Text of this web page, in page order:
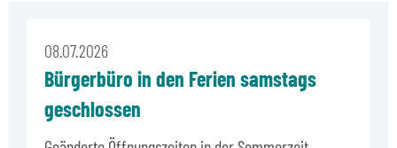
08.07.2026
Bürgerbüro in den Ferien samstags
geschlossen